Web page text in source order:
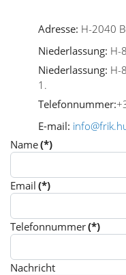
Adresse: H-2040
Niederlassung: H-
Niederlassung: H-
1.
Telefonnummer:
E-mail:
Name(*)
Email (*)
Telefonnummer(*)
Nachricht